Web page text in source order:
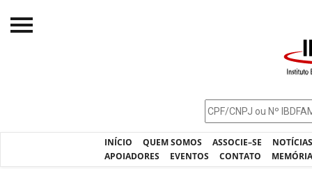
INÍCIO QUEM SOMOS ASSOCIE–SE
APOIADORES
EVENTOS CONTATO